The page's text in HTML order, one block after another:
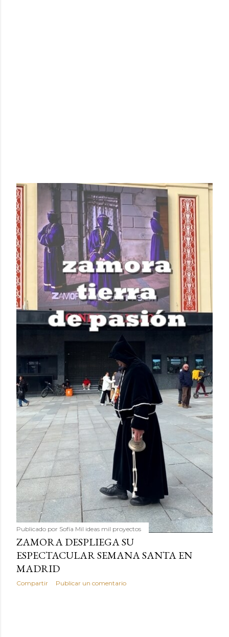
Publicado por Sofía Mil ideas mil proyectos
ZAMORA DESPLIEGA SU
ESPECTACULAR SEMANA SANTA EN
MADRID
Compartir Publicar un comentario